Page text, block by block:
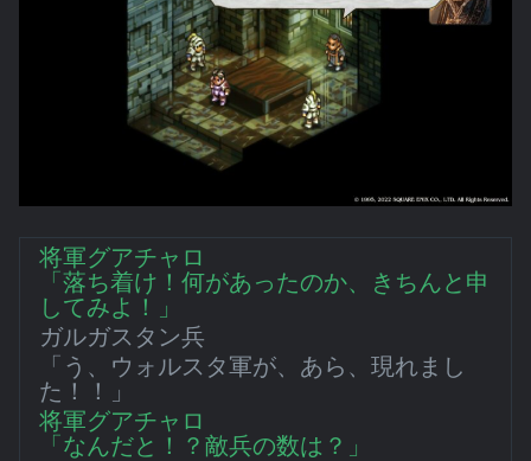
将軍グアチャロ
「落ち着け！何があったのか、きちんと申
してみよ！」
ガルガスタン兵
「う、ウォルスタ軍が、あら、現れまし
た！！」
将軍グアチャロ
「なんだと！？敵兵の数は？」